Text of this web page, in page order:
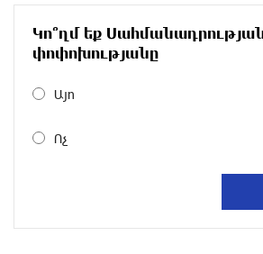
Размик Марукян стал
избежать энергодефицита
Կո՞ղմ եք
փոփոխությանը
Այո
Ոչ